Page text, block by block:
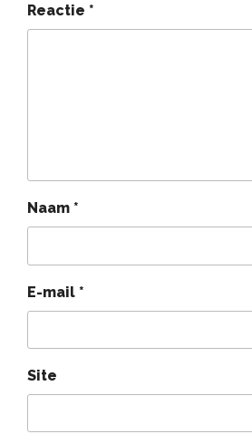
Reactie *
Naam *
E-mail *
Site